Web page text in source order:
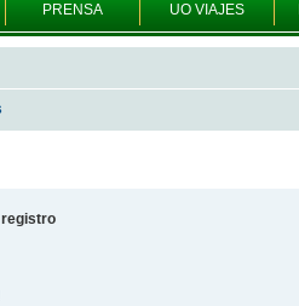
PRENSA UO VIAJES
registro